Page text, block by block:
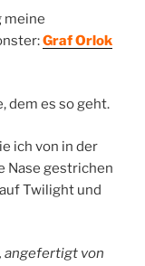
meine
Graf Orlok
dem es so geht.
ich von in der
Nase gestrichen
Twilight und
angefertigt von